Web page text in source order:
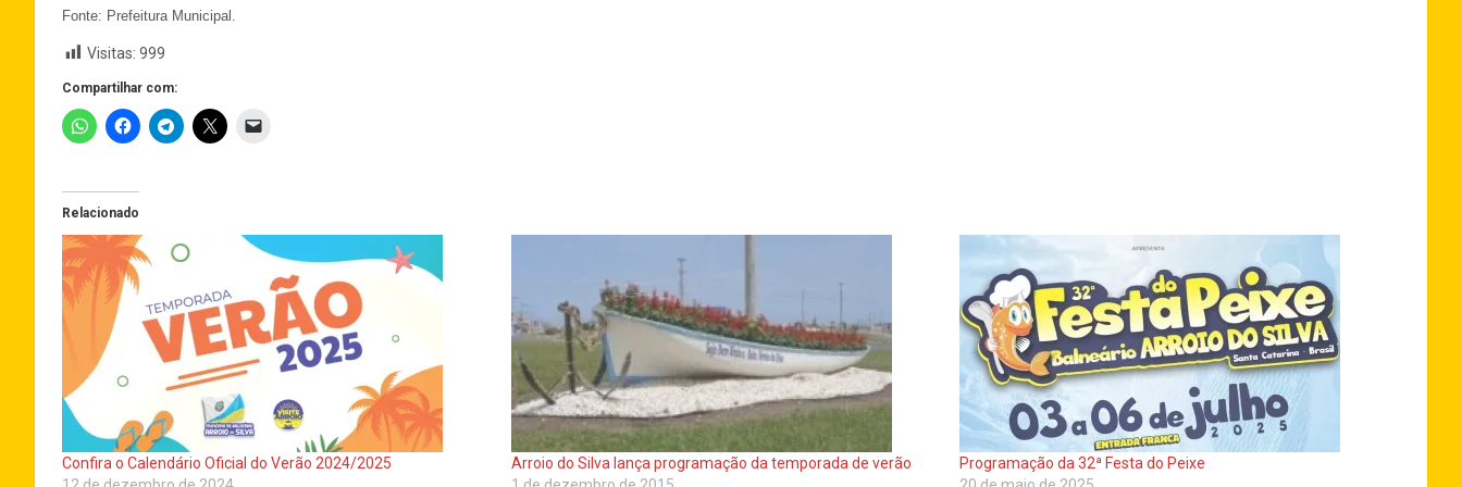
Fonte: Prefeitura Municipal.
Visitas: 999
Compartilhar com:
Relacionado
Confira o Calendário Oficial do Verão 2024/2025
Arroio do Silva lança programação da temporada de verão
Programação da 32ª Festa do Peixe